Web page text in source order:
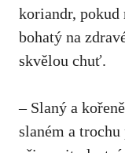
koriandr, pokud
bohatý‍ na
skvělou chuť.
– Slaný a
slaném a